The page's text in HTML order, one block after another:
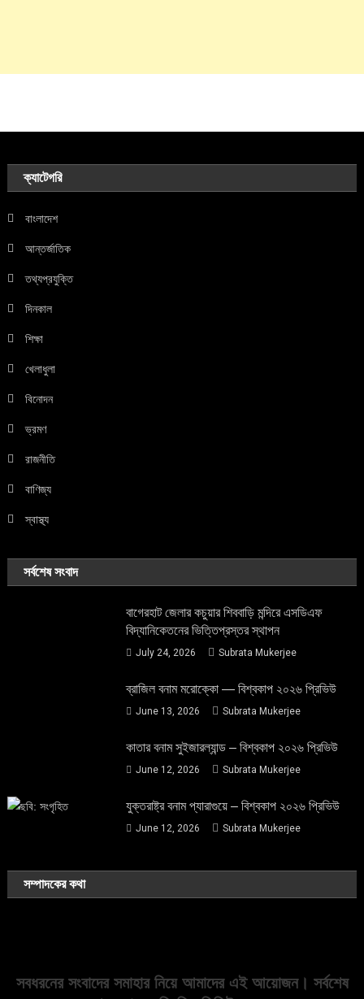
ক্যাটেগরি
বাংলাদেশ
আন্তর্জাতিক
তথ্যপ্রযুক্তি
দিনকাল
শিক্ষা
খেলাধুলা
বিনোদন
ভ্রমণ
রাজনীতি
বাণিজ্য
স্বাস্থ্য
সর্বশেষ সংবাদ
বাগেরহাট জেলার কচুয়ার শিববাড়ি মন্দিরে এসডিএফ
বিদ্যানিকেতনের ভিত্তিপ্রস্তর স্থাপন
July 24, 2026 Subrata Mukerjee
ব্রাজিল বনাম মরোক্কো — বিশ্বকাপ ২০২৬ প্রিভিউ
June 13, 2026 Subrata Mukerjee
কাতার বনাম সুইজারল্যান্ড – বিশ্বকাপ ২০২৬ প্রিভিউ
June 12, 2026 Subrata Mukerjee
যুক্তরাষ্ট্র বনাম প্যারাগুয়ে – বিশ্বকাপ ২০২৬ প্রিভিউ
June 12, 2026 Subrata Mukerjee
সম্পাদকের কথা
সবধরনের সংবাদের সমাহার নিয়ে আমাদের এই আয়োজন। সর্বশেষ